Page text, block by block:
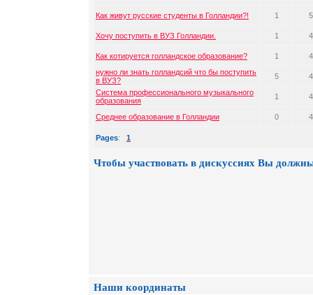
Как живут русские студенты в Голландии?! 1
Хочу поступить в ВУЗ Голландии. 1
Как котируется голландское образование? 1
нужно ли знать голландсий что бы поступить
в ВУЗ?
5
Система профессионального музыкального
образования
1
Cреднее образование в Голландии 0
Pages: 1
Чтобы участвовать в дискуссиях Вы
Наши координаты